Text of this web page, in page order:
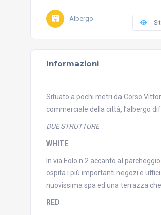
Albergo
Informazioni
Situato a pochi metri da Corso
commerciale della città, l’albergo
DUE STRUTTURE
WHITE
In via Eolo n.2 accanto al
ospita i più importanti negozi e
nuovissima spa ed una terrazza
RED